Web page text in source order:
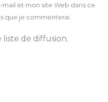
et mon site Web dans ce
que je commenterai.
liste de diffusion.